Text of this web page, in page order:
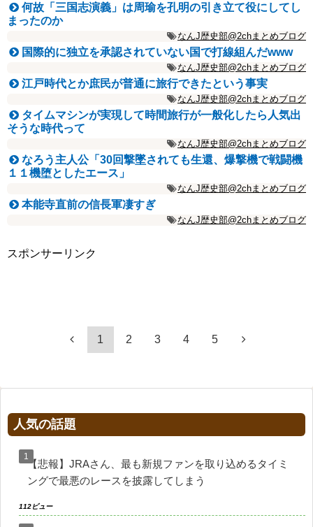
何故「三国志演義」は周瑜を孔明の引き立て役にしてし
まったのか
なんJ歴史部@2chまとめブログ
国際的に独立を承認されていない国で打線組んだwww
なんJ歴史部@2chまとめブログ
江戸時代とか庶民が普通に旅行できたという事実
なんJ歴史部@2chまとめブログ
タイムマシンが実現して時間旅行が一般化したら人気出
そうな時代って
なんJ歴史部@2chまとめブログ
なろう主人公「30回撃墜されても生還、爆撃機で戦闘機
１１機堕としたエース」
なんJ歴史部@2chまとめブログ
本能寺直前の信長軍凄すぎ
なんJ歴史部@2chまとめブログ
スポンサーリンク
1 2 3 4 5
人気の話題
【悲報】JRAさん、最も新規ファンを取り込めるタイミ
ングで最悪のレースを披露してしまう
112ビュー